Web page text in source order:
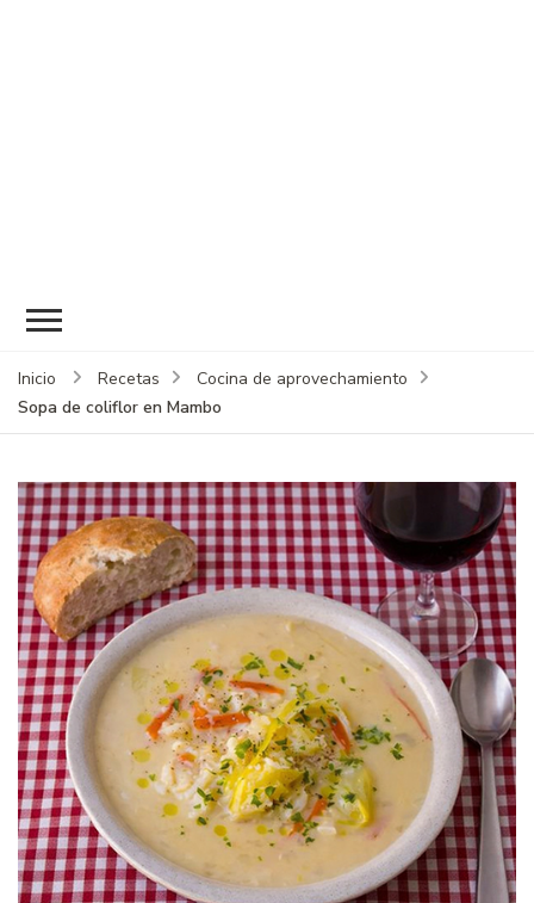
Inicio Recetas
Cocina de aprovechamiento
Sopa de coliflor en Mambo